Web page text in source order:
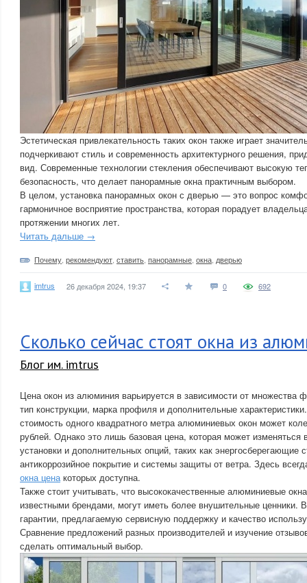
Эстетическая привлекательность таких окон также играет
подчеркивают стиль и современность архитектурного решения,
вид. Современные технологии стекления обеспечивают высокую
безопасность, что делает панорамные окна практичным выбором.
В целом, установка панорамных окон с дверью — это вопрос
гармоничное восприятие пространства, которая порадует
протяжении многих лет.
Читать дальше →
Почему рекомендуют ставить панорамные окна дверью
imtrus 26 декабря 2024, 19:37 0 692
Сколько сейчас стоят окна из
Блог им. imtrus
Цена окон из алюминия варьируется в зависимости от множества
тип конструкции, марка профиля и дополнительные
стоимость одного квадратного метра алюминиевых окон может
рублей. Однако это лишь базовая цена, которая может изменяться
установки и дополнительных опций, таких как энергосберегающие
антикоррозийное покрытие и системы защиты от ветра. Здесь
окна ценакоторых доступна.
Также стоит учитывать, что высококачественные алюминиевые
известными брендами, могут иметь более внушительные ценники.
гарантии, предлагаемую сервисную поддержку и качество
Сравнение предложений разных производителей и изучение
сделать оптимальный выбор.